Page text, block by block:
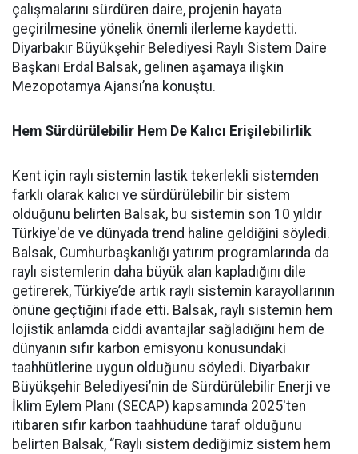
çalışmalarını sürdüren daire, projenin hayata
geçirilmesine yönelik önemli ilerleme kaydetti.
Diyarbakır Büyükşehir Belediyesi Raylı Sistem Daire
Başkanı Erdal Balsak, gelinen aşamaya ilişkin
Mezopotamya Ajansı’na konuştu.
Hem Sürdürülebilir Hem De Kalıcı Erişilebilirlik
Kent için raylı sistemin lastik tekerlekli sistemden
farklı olarak kalıcı ve sürdürülebilir bir sistem
olduğunu belirten Balsak, bu sistemin son 10 yıldır
Türkiye'de ve dünyada trend haline geldiğini söyledi.
Balsak, Cumhurbaşkanlığı yatırım programlarında da
raylı sistemlerin daha büyük alan kapladığını dile
getirerek, Türkiye’de artık raylı sistemin karayollarının
önüne geçtiğini ifade etti. Balsak, raylı sistemin hem
lojistik anlamda ciddi avantajlar sağladığını hem de
dünyanın sıfır karbon emisyonu konusundaki
taahhütlerine uygun olduğunu söyledi. Diyarbakır
Büyükşehir Belediyesi’nin de Sürdürülebilir Enerji ve
İklim Eylem Planı (SECAP) kapsamında 2025'ten
itibaren sıfır karbon taahhüdüne taraf olduğunu
belirten Balsak, “Raylı sistem dediğimiz sistem hem